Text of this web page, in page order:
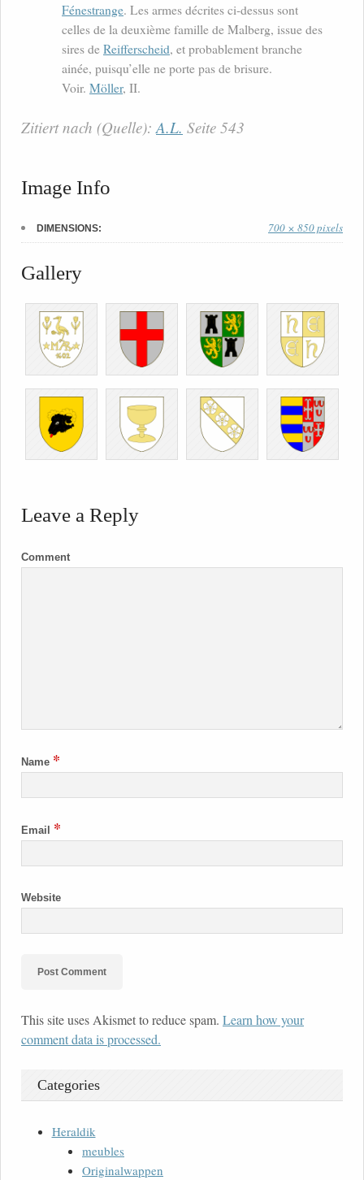
Fénestrange. Les armes décrites ci-dessus sont
celles de la deuxième famille de Malberg, issue des
sires de Reifferscheid, et probablement branche
ainée, puisqu’elle ne porte pas de brisure.
Voir. Möller, II.
Zitiert nach (Quelle):A.L. Seite 543
Image Info
DIMENSIONS: 700 × 850 pixels
Gallery
Leave a Reply
Comment
Name *
Email *
Website
This site uses Akismet to reduce spam. Learn how your
comment data is processed.
Categories
Heraldik
meubles
Originalwappen